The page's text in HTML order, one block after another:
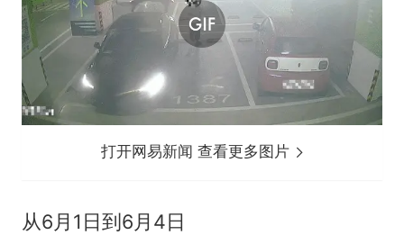
打开网易新闻 查看更多图片
从6月1日到6月4日